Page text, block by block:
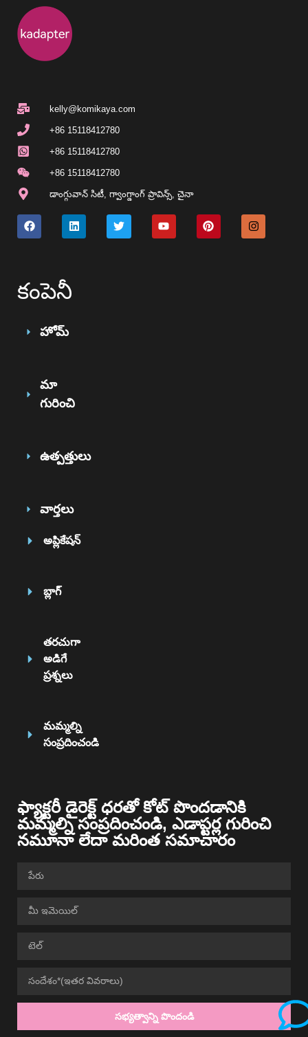
kelly@komikaya.com
+86 15118412780
+86 15118412780
+86 15118412780
డాంగ్గువాన్ సిటీ, గ్వాంగ్డాంగ్ ప్రావిన్స్, చైనా
కంపెనీ
హోమ్
మా
గురించి
ఉత్పత్తులు
వార్తలు
అప్లికేషన్
బ్లాగ్
తరచుగా
అడిగే
ప్రశ్నలు
మమ్మల్ని
సంప్రదించండి
ఫ్యాక్టరీ డైరెక్ట్ ధరతో కోట్ పొందడానికి
మమ్మల్ని సంప్రదించండి, ఎడాప్టర్ల గురించి
నమూనా లేదా మరింత సమాచారం
సభ్యత్వాన్ని పొందండి